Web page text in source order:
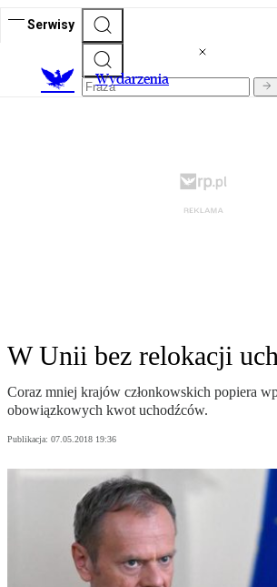
Serwisy
Wydarzenia
W Unii bez relokacji
Coraz mniej krajów członkowskich popiera
obowiązkowych kwot uchodźców.
Publikacja: 07.05.2018 19:36